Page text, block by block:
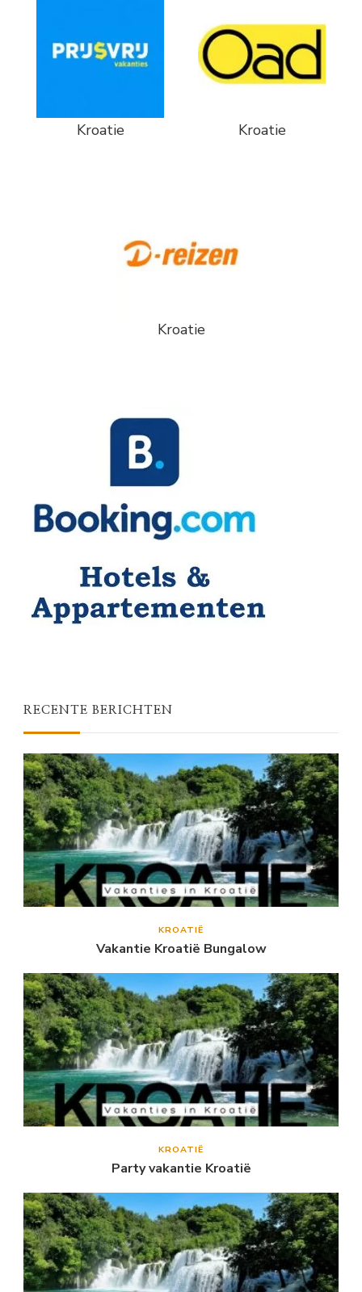
Kroatie Kroatie
Kroatie
RECENTE BERICHTEN
KROATIË
Vakantie Kroatië Bungalow
KROATIË
Party vakantie Kroatië